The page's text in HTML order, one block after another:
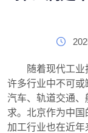
随着现代工
许多行业中不可或
汽车、轨道交通
求。北京作为中
加工行业也在近